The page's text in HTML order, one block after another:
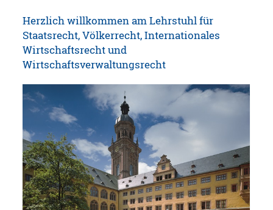
Herzlich willkommen am Lehrstuhl für
Staatsrecht, Völkerrecht, Internationales
Wirtschaftsrecht und
Wirtschaftsverwaltungsrecht